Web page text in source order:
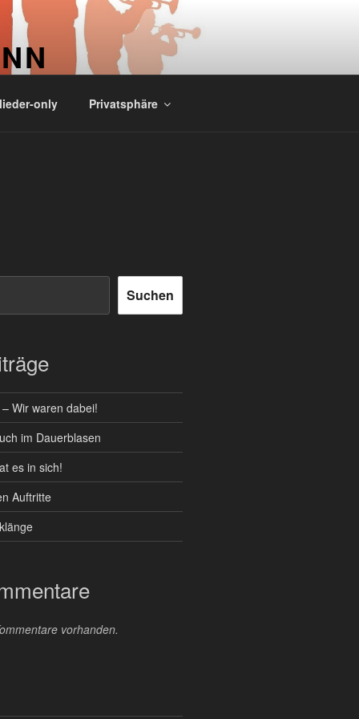
only Privatsphäre
Suchen
Wir waren dabei!
im Dauerblasen
es in sich!
Auftritte
vorhanden.